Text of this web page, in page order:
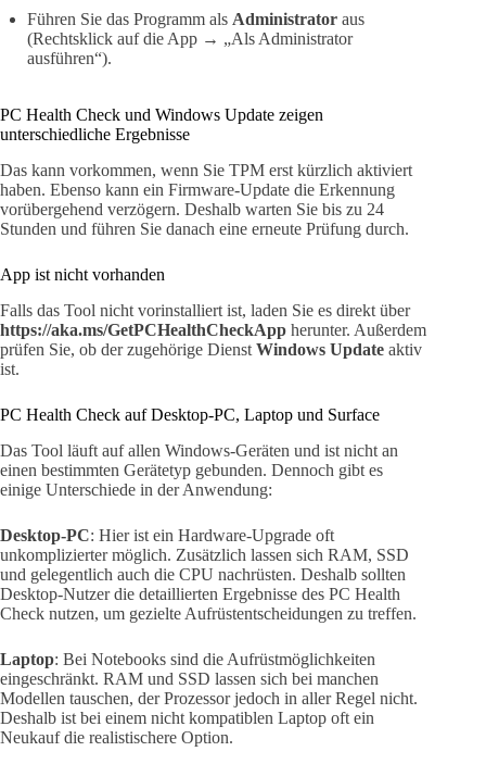
Führen Sie das Programm als Administrator aus
(Rechtsklick auf die App → „Als Administrator
ausführen“).
PC Health Check und Windows Update zeigen
unterschiedliche Ergebnisse
Das kann vorkommen, wenn Sie TPM erst kürzlich aktiviert
haben. Ebenso kann ein Firmware-Update die Erkennung
vorübergehend verzögern. Deshalb warten Sie bis zu 24
Stunden und führen Sie danach eine erneute Prüfung durch.
App ist nicht vorhanden
Falls das Tool nicht vorinstalliert ist, laden Sie es direkt über
https://aka.ms/GetPCHealthCheckApp herunter. Außerdem
prüfen Sie, ob der zugehörige Dienst Windows Update aktiv
ist.
PC Health Check auf Desktop-PC, Laptop und Surface
Das Tool läuft auf allen Windows-Geräten und ist nicht an
einen bestimmten Gerätetyp gebunden. Dennoch gibt es
einige Unterschiede in der Anwendung:
Desktop-PC: Hier ist ein Hardware-Upgrade oft
unkomplizierter möglich. Zusätzlich lassen sich RAM, SSD
und gelegentlich auch die CPU nachrüsten. Deshalb sollten
Desktop-Nutzer die detaillierten Ergebnisse des PC Health
Check nutzen, um gezielte Aufrüstentscheidungen zu treffen.
Laptop: Bei Notebooks sind die Aufrüstmöglichkeiten
eingeschränkt. RAM und SSD lassen sich bei manchen
Modellen tauschen, der Prozessor jedoch in aller Regel nicht.
Deshalb ist bei einem nicht kompatiblen Laptop oft ein
Neukauf die realistischere Option.